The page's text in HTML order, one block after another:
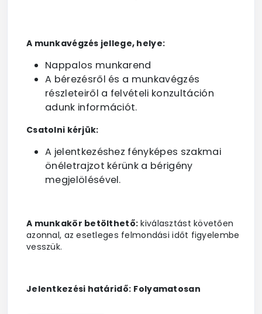
A munkavégzés jellege, helye:
Nappalos munkarend
A bérezésről és a munkavégzés
részleteiről a felvételi konzultáción
adunk információt.
Csatolni kérjük:
A jelentkezéshez fényképes szakmai
önéletrajzot kérünk a bérigény
megjelölésével.
A munkakör betölthető: kiválasztást követően
azonnal, az esetleges felmondási időt figyelembe
vesszük.
Jelentkezési határidő: Folyamatosan